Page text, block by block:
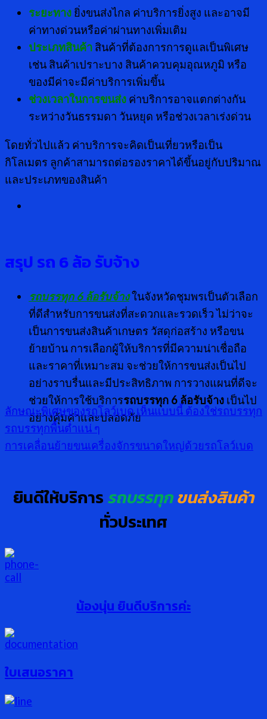
ระยะทาง ยิ่งขนส่งไกล ค่าบริการยิ่งสูง และอาจมี
ค่าทางด่วนหรือค่าผ่านทางเพิ่มเติม
ประเภทสินค้า สินค้าที่ต้องการการดูแลเป็นพิเศษ
เช่น สินค้าเปราะบาง สินค้าควบคุมอุณหภูมิ หรือ
ของมีค่าจะมีค่าบริการเพิ่มขึ้น
ช่วงเวลาในการขนส่ง ค่าบริการอาจแตกต่างกัน
ระหว่างวันธรรมดา วันหยุด หรือช่วงเวลาเร่งด่วน
โดยทั่วไปแล้ว ค่าบริการจะคิดเป็นเที่ยวหรือเป็น
กิโลเมตร ลูกค้าสามารถต่อรองราคาได้ขึ้นอยู่กับปริมาณ
และประเภทของสินค้า
สรุป รถ 6 ล้อ รับจ้าง
รถบรรทุก 6 ล้อรับจ้างในจังหวัดชุมพรเป็นตัวเลือก
ที่ดีสำหรับการขนส่งที่สะดวกและรวดเร็ว ไม่ว่าจะ
เป็นการขนส่งสินค้าเกษตร วัสดุก่อสร้าง หรือขน
ย้ายบ้าน การเลือกผู้ให้บริการที่มีความน่าเชื่อถือ
และราคาที่เหมาะสม จะช่วยให้การขนส่งเป็นไป
อย่างราบรื่นและมีประสิทธิภาพ การวางแผนที่ดีจะ
ช่วยให้การใช้บริการรถบรรทุก 6 ล้อรับจ้าง เป็นไป
อย่างคุ้มค่าและปลอดภัย
ลักษณะพิเศษของรถโลว์เบด เห็นแบบนี้ ต้องใช่รถบรรทุก
รถบรรทุกพื้นต่ำแน่ ๆ
การเคลื่อนย้ายขนเครื่องจักรขนาดใหญ่ด้วยรถโลว์เบด
ยินดีให้บริการรถบรรทุกขนส่งสินค้า
ทั่วประเทศ
น้องนุ่น ยินดีบริการค่ะ
ใบเสนอราคา